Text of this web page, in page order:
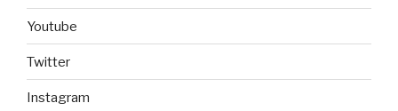
Youtube
Twitter
Instagram